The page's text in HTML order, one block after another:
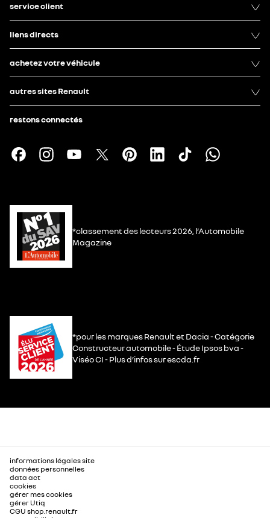
service client
liens directs
achetez votre véhicule
autres sites Renault
restons connectés
*classement des lecteurs 2026, l’Automobile
Magazine
*pour les marques Renault et Dacia - Catégorie
Constructeur automobile - Étude Ipsos bva -
Viséo CI - Plus d’infos sur escda.fr
informations légales site
données personnelles
data act
cookies
gérer mes cookies
gérer Utiq
CGU shop.renault.fr